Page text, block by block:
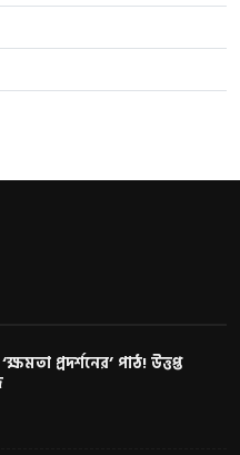
প্রদর্শনের’ পাঠ! উত্তপ্ত